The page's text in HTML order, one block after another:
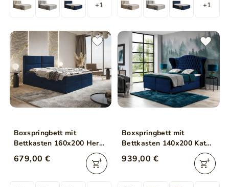
+1 +1
Boxspringbett mit
Bettkasten 160x200 Hera
Dunkelblau
679,00 €
Boxspringbett mit
Bettkasten 140x200 Kate
Dunkelblau
939,00 €